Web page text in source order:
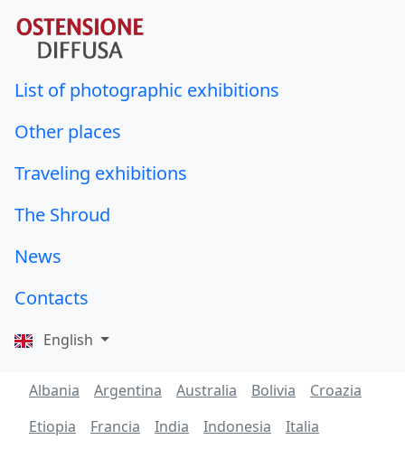
List of photographic exhibitions
Other places
Traveling exhibitions
The Shroud
News
Contacts
English
Albania Argentina Australia Bolivia
Croazia
Etiopia
Francia India Indonesia
Italia